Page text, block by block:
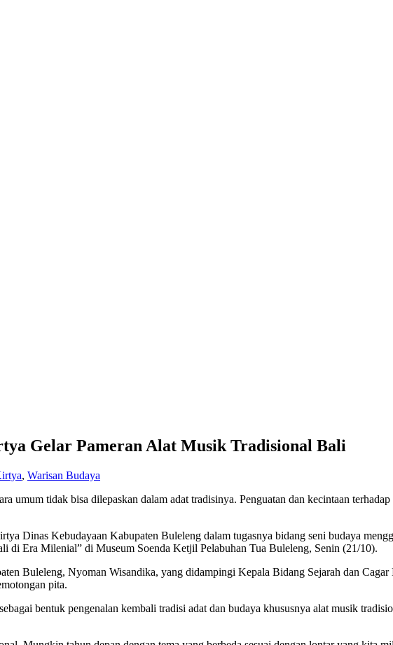
Gelar Pameran Alat Musik Tradisional Bali
, Warisan Budaya
umum tidak bisa dilepaskan dalam adat tradisinya. Penguatan dan kecintaan
Dinas Kebudayaan Kabupaten Buleleng dalam tugasnya bidang seni budaya
di Era Milenial” di Museum Soenda Ketjil Pelabuhan Tua Buleleng, Senin (21/10).
Buleleng, Nyoman Wisandika, yang didampingi Kepala Bidang Sejarah dan
pita.
bentuk pengenalan kembali tradisi adat dan budaya khususnya alat musik